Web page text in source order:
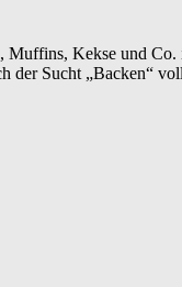
Muffins, Kekse und
der Sucht „Backen“